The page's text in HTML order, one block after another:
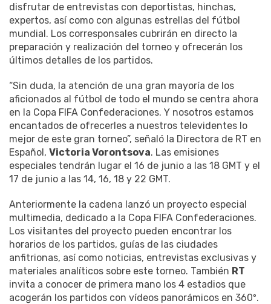
disfrutar de entrevistas con deportistas, hinchas,
expertos, así como con algunas estrellas del fútbol
mundial. Los corresponsales cubrirán en directo la
preparación y realización del torneo y ofrecerán los
últimos detalles de los partidos.
“Sin duda, la atención de una gran mayoría de los
aficionados al fútbol de todo el mundo se centra ahora
en la Copa FIFA Confederaciones. Y nosotros estamos
encantados de ofrecerles a nuestros televidentes lo
mejor de este gran torneo”, señaló la Directora de RT en
Español, Victoria Vorontsova. Las emisiones
especiales tendrán lugar el 16 de junio a las 18 GMT y el
17 de junio a las 14, 16, 18 y 22 GMT.
Anteriormente la cadena lanzó un proyecto especial
multimedia, dedicado a la Copa FIFA Confederaciones.
Los visitantes del proyecto pueden encontrar los
horarios de los partidos, guías de las ciudades
anfitrionas, así como noticias, entrevistas exclusivas y
materiales analíticos sobre este torneo. También RT
invita a conocer de primera mano los 4 estadios que
acogerán los partidos con vídeos panorámicos en 360º.